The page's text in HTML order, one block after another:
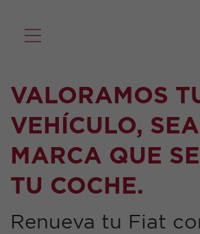
VALORAMOS
VEHÍCULO,
MARCA QUE
TU COCHE.
Renueva tu Fiat